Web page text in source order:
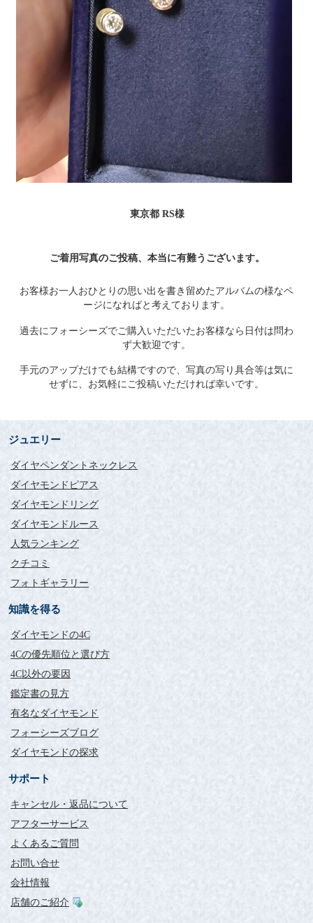
東京都 RS様
ご着用写真のご投稿、本当に有難うございます。
お客様お一人おひとりの思い出を書き留めたアルバムの様なペ
ージになればと考えております。
過去にフォーシーズでご購入いただいたお客様なら日付は問わ
ず大歓迎です。
手元のアップだけでも結構ですので、写真の写り具合等は気に
せずに、お気軽にご投稿いただければ幸いです。
ジュエリー
ダイヤペンダントネックレス
ダイヤモンドピアス
ダイヤモンドリング
ダイヤモンドルース
人気ランキング
クチコミ
フォトギャラリー
知識を得る
ダイヤモンドの4C
4Cの優先順位と選び方
4C以外の要因
鑑定書の見方
有名なダイヤモンド
フォーシーズブログ
ダイヤモンドの探求
サポート
キャンセル・返品について
アフターサービス
よくあるご質問
お問い合せ
会社情報
店舗のご紹介